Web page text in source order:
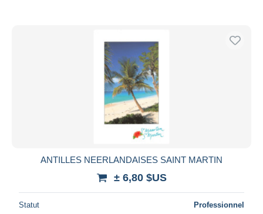
ANTILLES NEERLANDAISES SAINT MARTIN
± 6,80 $US
Statut Professionnel